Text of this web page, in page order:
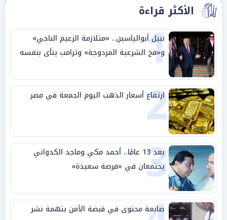
الأكثر قراءة
1
نبيل أبوالياسين.. «متلازمة الزعيم الناجي»
و«فخ الشرعية المزدوجة» وترامب ينأى بنفسه
وحليفه في «ميتم استراتيجي»
2
ارتفاع أسعار الذهب اليوم الجمعة في مصر
3 بعد 13 عامًا.. أحمد مكي وماجد الكدواني
يجتمعان في «فرصة سعيدة»
صانعة محتوى في قبضة الأمن بتهمة نشر